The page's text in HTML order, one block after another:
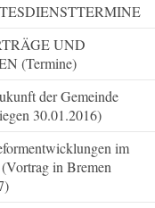
UND
(Termine)
der Gemeinde
30.01.2016)
im
in Bremen